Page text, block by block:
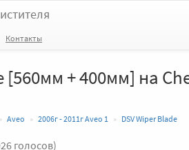
Контакты
[560мм + 400мм] на
Aveo 2006г - 2011г Aveo 1 DSV Wiper Blade
голосов)